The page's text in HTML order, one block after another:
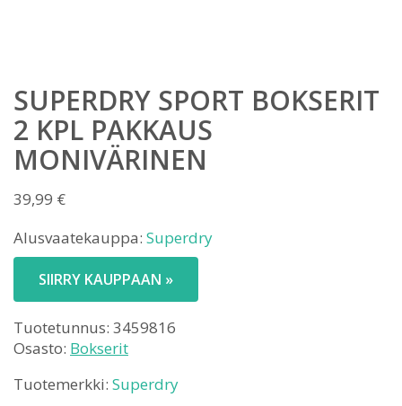
SUPERDRY SPORT BOKSERIT
2 KPL PAKKAUS
MONIVÄRINEN
39,99 €
Alusvaatekauppa: Superdry
SIIRRY KAUPPAAN »
Tuotetunnus: 3459816
Osasto: Bokserit
Tuotemerkki: Superdry